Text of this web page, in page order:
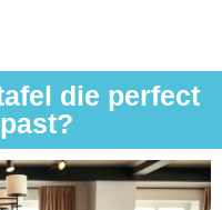
die perfect